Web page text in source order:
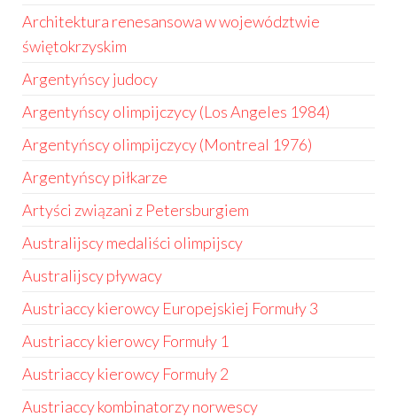
Architektura renesansowa w województwie
świętokrzyskim
Argentyńscy judocy
Argentyńscy olimpijczycy (Los Angeles 1984)
Argentyńscy olimpijczycy (Montreal 1976)
Argentyńscy piłkarze
Artyści związani z Petersburgiem
Australijscy medaliści olimpijscy
Australijscy pływacy
Austriaccy kierowcy Europejskiej Formuły 3
Austriaccy kierowcy Formuły 1
Austriaccy kierowcy Formuły 2
Austriaccy kombinatorzy norwescy